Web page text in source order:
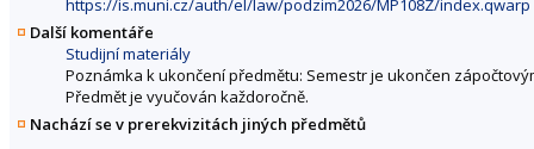
https://is.muni.cz/auth/el/law/podzim2026/MP108Z/index.qwarp
Další komentáře
Studijní materiály
Poznámka k ukončení předmětu: Semestr je ukončen
Předmět je vyučován každoročně.
Nachází se v prerekvizitách jiných předmětů